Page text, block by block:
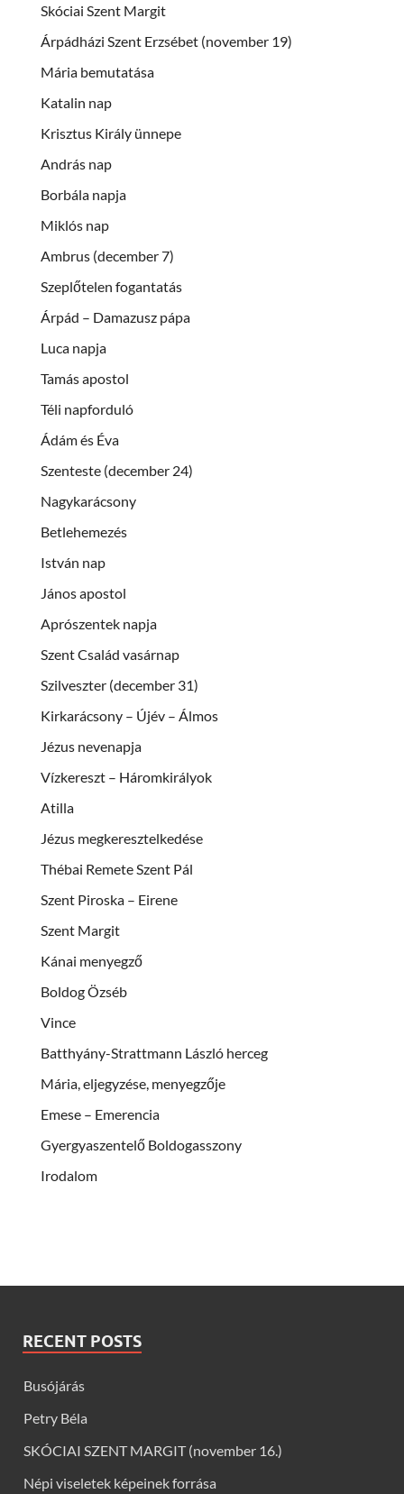
Skóciai Szent Margit
Árpádházi Szent Erzsébet (november 19)
Mária bemutatása
Katalin nap
Krisztus Király ünnepe
András nap
Borbála napja
Miklós nap
Ambrus (december 7)
Szeplőtelen fogantatás
Árpád – Damazusz pápa
Luca napja
Tamás apostol
Téli napforduló
Ádám és Éva
Szenteste (december 24)
Nagykarácsony
Betlehemezés
István nap
János apostol
Aprószentek napja
Szent Család vasárnap
Szilveszter (december 31)
Kirkarácsony – Újév – Álmos
Jézus nevenapja
Vízkereszt – Háromkirályok
Atilla
Jézus megkeresztelkedése
Thébai Remete Szent Pál
Szent Piroska – Eirene
Szent Margit
Kánai menyegző
Boldog Özséb
Vince
Batthyány-Strattmann László herceg
Mária, eljegyzése, menyegzője
Emese – Emerencia
Gyergyaszentelő Boldogasszony
Irodalom
RECENT POSTS
Busójárás
Petry Béla
SKÓCIAI SZENT MARGIT (november 16.)
Népi viseletek képeinek forrása